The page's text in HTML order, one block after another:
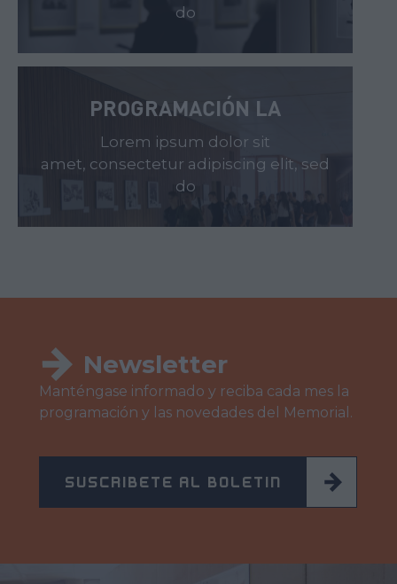
do
PROGRAMACIÓN LA
Lorem ipsum dolor sit
amet, consectetur adipiscing elit, sed
do
Newsletter
Manténgase informado y reciba cada mes la
programación y las novedades del Memorial.
SUSCRÍBETE AL BOLETÍN